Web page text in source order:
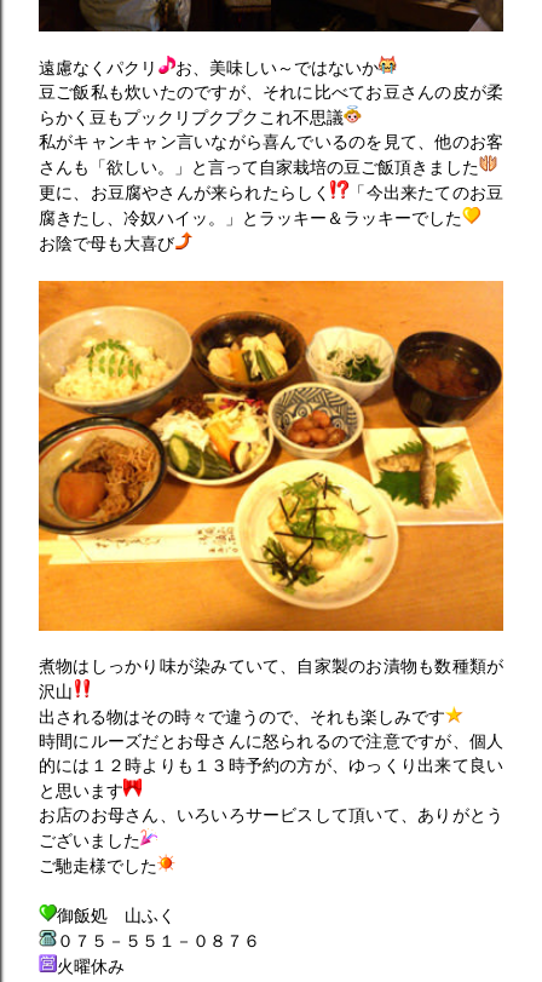
遠慮なくパクリ
お、美味しい～ではないか
豆ご飯私も炊いたのですが、それに比べてお豆さんの皮が柔
らかく豆もプックリプクプクこれ不思議
私がキャンキャン言いながら喜んでいるのを見て、他のお客
さんも「欲しい。」と言って自家栽培の豆ご飯頂きました
更に、お豆腐やさんが来られたらしく
「今出来たてのお豆
腐きたし、冷奴ハイッ。」とラッキー＆ラッキーでした
お陰で母も大喜び
煮物はしっかり味が染みていて、自家製のお漬物も数種類が
沢山
出される物はその時々で違うので、それも楽しみです
時間にルーズだとお母さんに怒られるので注意ですが、個人
的には１２時よりも１３時予約の方が、ゆっくり出来て良い
と思います
お店のお母さん、いろいろサービスして頂いて、ありがとう
ございました
ご馳走様でした
御飯処 山ふく
０７５－５５１－０８７６
火曜休み